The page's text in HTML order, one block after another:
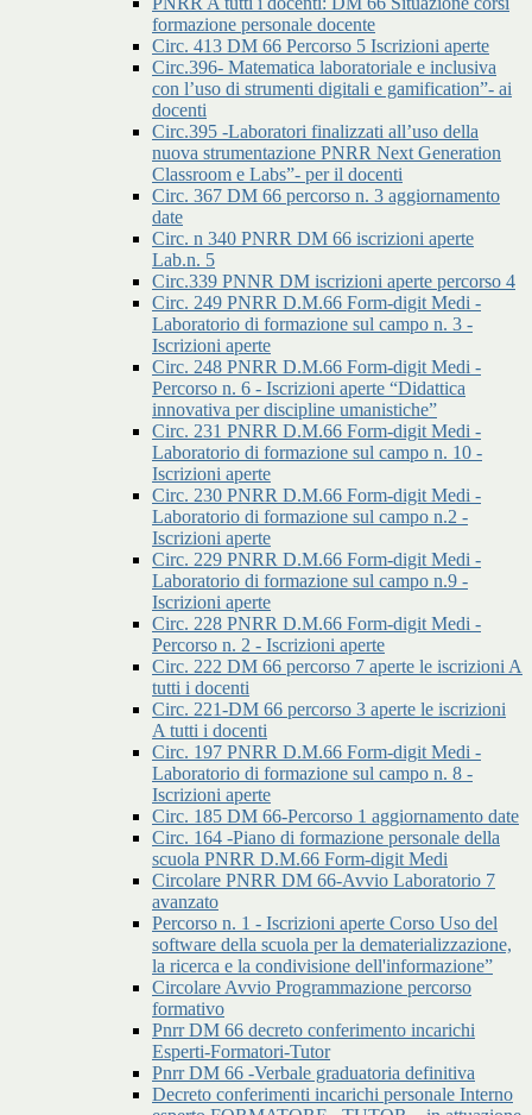
formazione personale docente
Circ. 413 DM 66 Percorso 5 Iscrizioni aperte
Circ.396- Matematica laboratoriale e inclusiva
con l’uso di strumenti digitali e gamification”- ai
docenti
Circ.395 -Laboratori finalizzati all’uso della
nuova strumentazione PNRR Next Generation
Classroom e Labs”- per il docenti
Circ. 367 DM 66 percorso n. 3 aggiornamento
date
Circ. n 340 PNRR DM 66 iscrizioni aperte
Lab.n. 5
Circ.339 PNNR DM iscrizioni aperte percorso 4
Circ. 249 PNRR D.M.66 Form-digit Medi -
Laboratorio di formazione sul campo n. 3 -
Iscrizioni aperte
Circ. 248 PNRR D.M.66 Form-digit Medi -
Percorso n. 6 - Iscrizioni aperte “Didattica
innovativa per discipline umanistiche”
Circ. 231 PNRR D.M.66 Form-digit Medi -
Laboratorio di formazione sul campo n. 10 -
Iscrizioni aperte
Circ. 230 PNRR D.M.66 Form-digit Medi -
Laboratorio di formazione sul campo n.2 -
Iscrizioni aperte
Circ. 229 PNRR D.M.66 Form-digit Medi -
Laboratorio di formazione sul campo n.9 -
Iscrizioni aperte
Circ. 228 PNRR D.M.66 Form-digit Medi -
Percorso n. 2 - Iscrizioni aperte
Circ. 222 DM 66 percorso 7 aperte le iscrizioni A
tutti i docenti
Circ. 221-DM 66 percorso 3 aperte le iscrizioni
A tutti i docenti
Circ. 197 PNRR D.M.66 Form-digit Medi -
Laboratorio di formazione sul campo n. 8 -
Iscrizioni aperte
Circ. 185 DM 66-Percorso 1 aggiornamento date
Circ. 164 -Piano di formazione personale della
scuola PNRR D.M.66 Form-digit Medi
Circolare PNRR DM 66-Avvio Laboratorio 7
avanzato
Percorso n. 1 - Iscrizioni aperte Corso Uso del
software della scuola per la dematerializzazione,
la ricerca e la condivisione dell'informazione”
Circolare Avvio Programmazione percorso
formativo
Pnrr DM 66 decreto conferimento incarichi
Esperti-Formatori-Tutor
Pnrr DM 66 -Verbale graduatoria definitiva
Decreto conferimenti incarichi personale Interno